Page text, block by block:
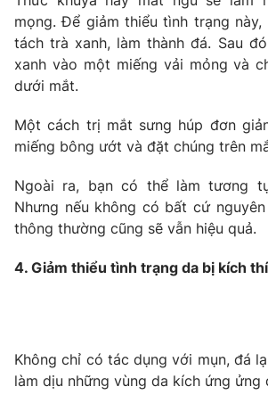
VTV Money VTV Thể
VTV Sức khoẻ Bất động
Thị trường 24h Tấm
VTV4 Vươn
VTV9 VTV8
English
THỜI BÁO VTV
mọng. Để giảm thiểu tình trạng này,
tách trà xanh, làm thành đá. Sau
xanh vào một miếng vải mỏng và
dưới mắt.
Một cách trị mắt sưng húp đơn
miếng bông ướt và đặt chúng trên
Ngoài ra, bạn có thể làm tương
Nhưng nếu không có bất cứ
thông thường cũng sẽ vẫn hiệu quả.
4. Giảm thiểu tình trạng da bị kích
Không chỉ có tác dụng với mụn, đá
làm dịu những vùng da kích ứng ửng